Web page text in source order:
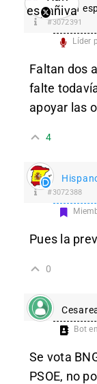
Ran
#3072391
Líder
Faltan dos
falte
apoyar las
4
#3072388
Pues la
0
Bot
Se vota
PSOE, no